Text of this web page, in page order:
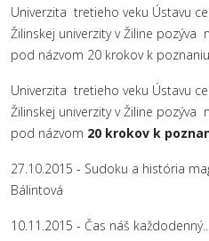
Univerzita tretieho veku Ústavu
Žilinskej univerzity v Žiline pozýva
pod názvom 20 krokov k
Univerzita tretieho veku Ústavu
Žilinskej univerzity v Žiline pozýva
pod názvom 20 krokov k
27.10.2015 - Sudoku a história
Bálintová
10.11.2015 - Čas náš